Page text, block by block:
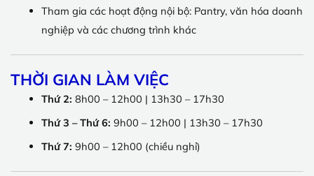
Tham gia các hoạt động nội bộ: Pantry, văn hóa doanh
nghiệp và các chương trình khác
THỜI GIAN LÀM VIỆC
Thứ 2: 8h00 – 12h00 | 13h30 – 17h30
Thứ 3 – Thứ 6: 9h00 – 12h00 | 13h30 – 17h30
Thứ 7: 9h00 – 12h00 (chiều nghỉ)